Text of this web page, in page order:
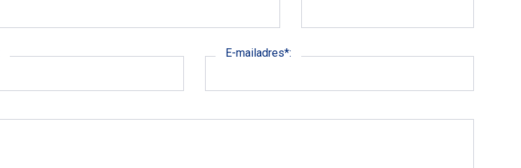
E-mailadres*: